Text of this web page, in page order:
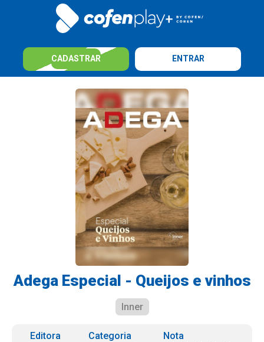
CADASTRAR ENTRAR
Adega Especial - Queijos e vinhos
Inner
Editora
Categoria
Nota